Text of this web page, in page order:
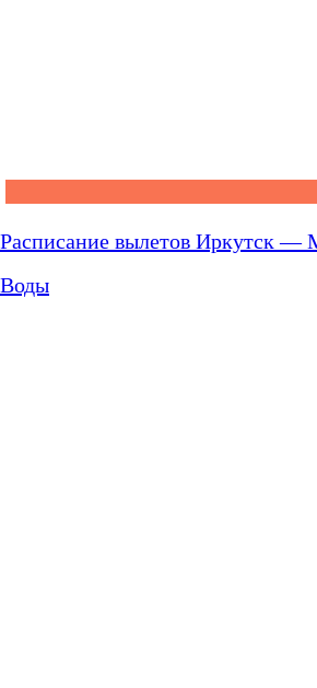
Расписание вылетов Иркутск —
Воды